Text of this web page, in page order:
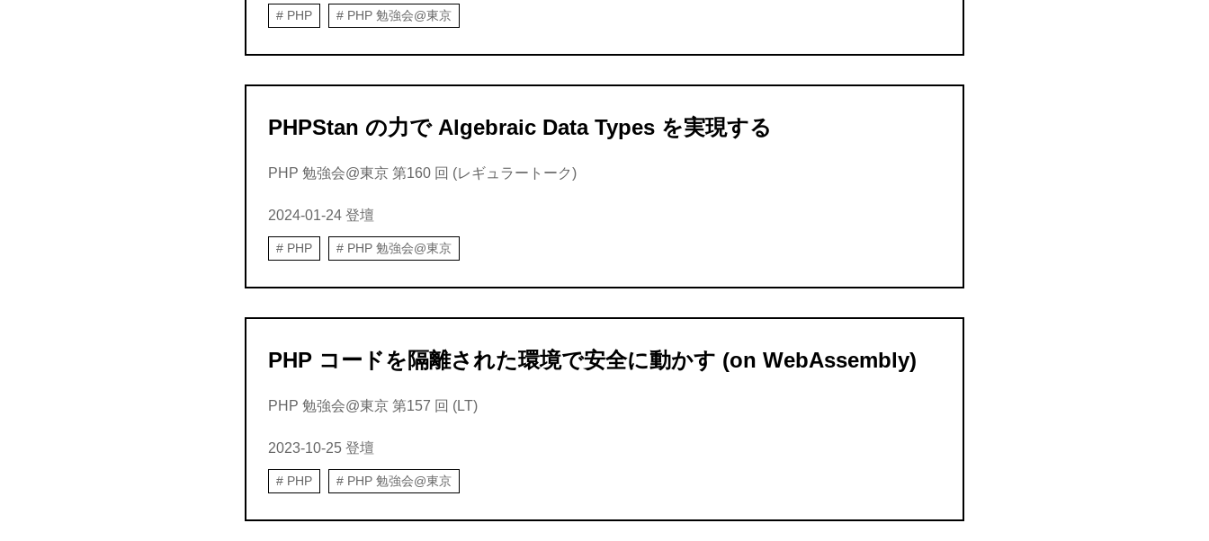
PHP PHP 勉強会@東京
PHPStan の力で Algebraic Data Types を実現する
PHP 勉強会@東京 第160 回 (レギュラートーク)
2024-01-24 登壇
PHP PHP 勉強会@東京
PHP コードを隔離された環境で安全に動かす (on WebAssembly)
PHP 勉強会@東京 第157 回 (LT)
2023-10-25 登壇
PHP PHP 勉強会@東京